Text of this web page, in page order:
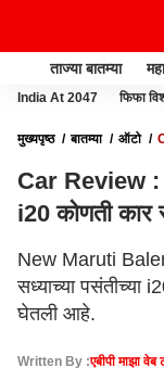
ताज्या बातम्या
India At 2047 फिफा
मुख्यपृष्ठ बातम्या ऑटो
Car Review
i20 कोणती कार
New Maruti
सध्याच्या पसंतीच्या
घेतली आहे.
Written By :एबीपी माझा वेब